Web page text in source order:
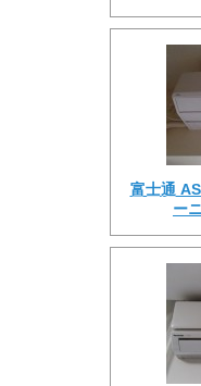
富士通
ー